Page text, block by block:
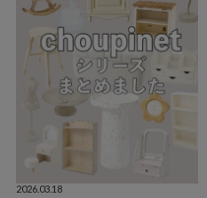
2026.03.18